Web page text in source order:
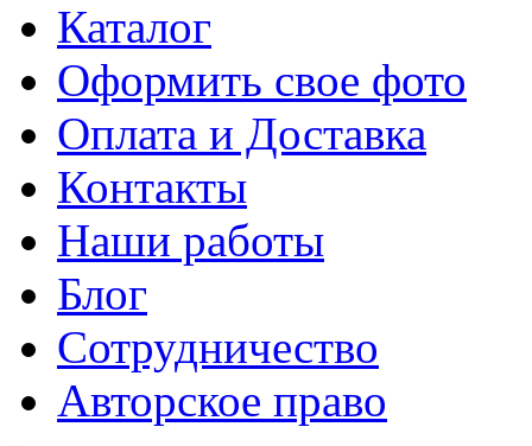
Каталог
Оформить свое фото
Оплата и Доставка
Контакты
Наши работы
Блог
Сотрудничество
Авторское право